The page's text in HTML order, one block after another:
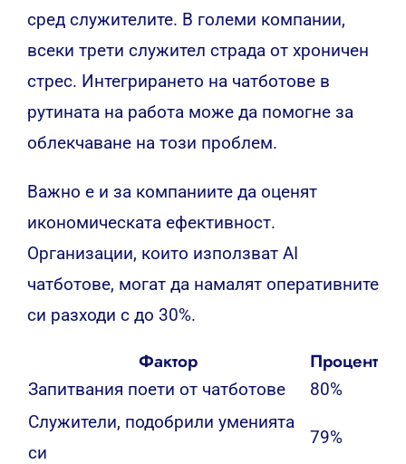
сред служителите. В големи компании,
всеки трети служител страда от хроничен
стрес. Интегрирането на чатботове в
рутината на работа може да помогне за
облекчаване на този проблем.
Важно е и за компаниите да оценят
икономическата ефективност.
Организации, които използват AI
чатботове, могат да намалят оперативните
си разходи с до 30%.
Фактор Процент
Запитвания поети от чатботове
80%
Служители, подобрили уменията
си
79%